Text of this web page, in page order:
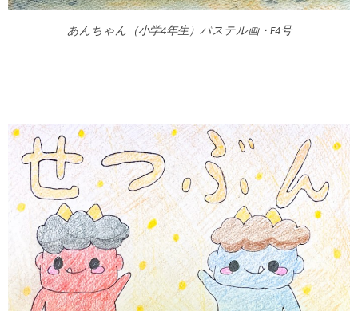
あんちゃん（小学4年生）パステル画・F4号